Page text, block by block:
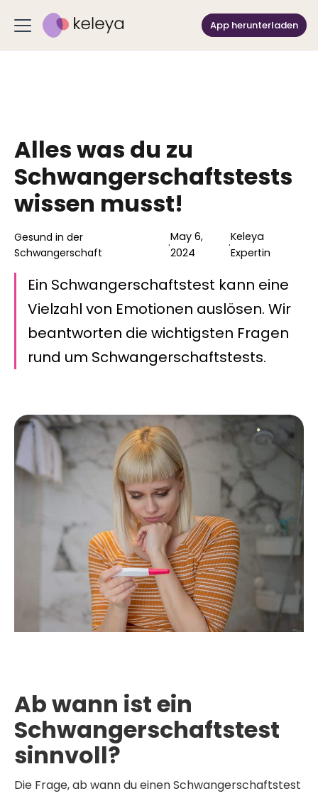
App herunterladen
Alles was du zu
Schwangerschaftstests
wissen musst!
Gesund in der
Schwangerschaft
·
May 6,
2024
·
Keleya
Expertin
Ein Schwangerschaftstest kann eine
Vielzahl von Emotionen auslösen. Wir
beantworten die wichtigsten Fragen
rund um Schwangerschaftstests.
Ab wann ist ein
Schwangerschaftstest
sinnvoll?
Die Frage, ab wann du einen Schwangerschaftstest